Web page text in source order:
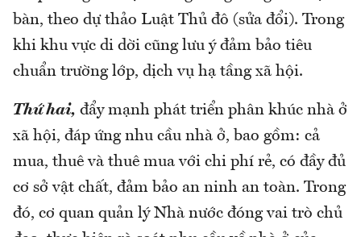
bàn, theo dự thảo Luật Thủ đô (sửa đổi). Trong
khi khu vực di dời cũng lưu ý đảm bảo tiêu
chuẩn trường lớp, dịch vụ hạ tầng xã hội.
Thứ hai, đẩy mạnh phát triển phân khúc nhà ở
xã hội, đáp ứng nhu cầu nhà ở, bao gồm: cả
mua, thuê và thuê mua với chi phí rẻ, có đầy đủ
cơ sở vật chất, đảm bảo an ninh an toàn. Trong
đó, cơ quan quản lý Nhà nước đóng vai trò chủ